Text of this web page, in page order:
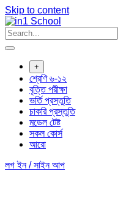
Skip to content
+
শ্রেণি ৬-১২
বৃত্তি পরীক্ষা
ভর্তি প্রস্তুতি
চাকরি প্রস্তুতি
মডেল টেষ্ট
সকল কোর্স
আরো
লগ ইন / সাইন আপ